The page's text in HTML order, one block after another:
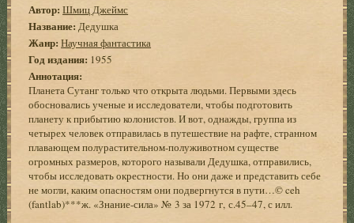
Автор: Шмиц Джеймс
Название: Дедушка
Жанр: Научная фантастика
Год издания: 1955
Аннотация:
Планета Сутанг только что открыта людьми. Первыми здесь
обосновались ученые и исследователи, чтобы подготовить
планету к прибытию колонистов. И вот, однажды, группа из
четырех человек отправилась в путешествие на рафте, странном
плавающем полурастительном-полуживотном существе
огромных размеров, которого называли Дедушка, отправились,
чтобы исследовать окрестности. Но они даже и представить себе
не могли, каким опасностям они подвергнутся в пути…© ceh
(fantlab)***ж. «Знание-сила» № 3 за 1972 г, с.45–47, с илл.